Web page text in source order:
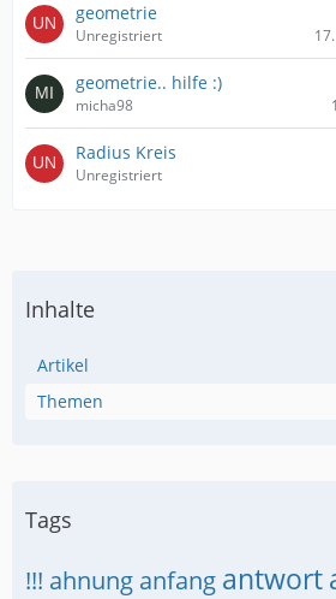
geometrie
Unregistriert
geometrie.. hilfe :)
micha98
Radius Kreis
Unregistriert
Inhalte
Artikel
Themen
Tags
!!! ahnung anfang antwort